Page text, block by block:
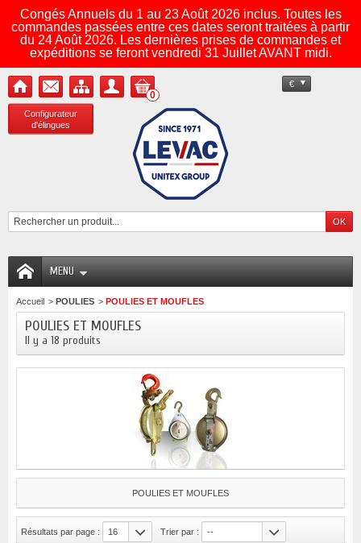
Congés Annuels du 1 au 23 Août 2026 inclus. Toutes les
commandes passées entre ces dates seront traitées à partir
du 24 Août 2026. Les dernières prises de commandes et
expéditions se feront vendredi 31 Juillet AVANT midi.
Configurateur
d'élingues
€
0
MENU
Accueil > POULIES > POULIES ET MOUFLES
POULIES ET MOUFLES
Il y a 18 produits
POULIES ET MOUFLES
Résultats par page : 16 Trier par : --